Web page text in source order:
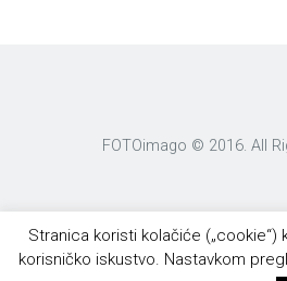
FOTOimago © 2016. All
Stranica koristi kolačiće („cookie“)
korisničko iskustvo. Nastavkom